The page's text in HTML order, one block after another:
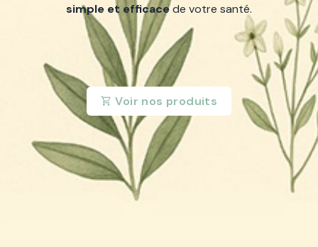
simple et efficacede votre santé.
Voir nos produits